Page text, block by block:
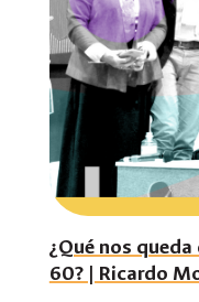
¿Qué nos
60? | Ricardo